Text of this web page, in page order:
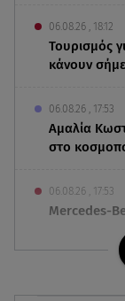
06.08.26 , 18:12
Τουρισμός
κάνουν
06.08.26 , 17:53
Αμαλία
στο
06.08.26 , 17:53
Mercedes-
Συμφωνία